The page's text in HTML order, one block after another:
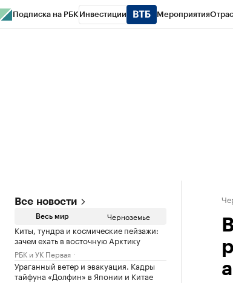
Подписка на РБК Инвестиции Мероприятия
Все новости
Весь мир Черноземье
Киты, тундра и космические пейзажи:
зачем ехать в восточную Арктику
РБК и УК Первая
Ураганный ветер и эвакуация. Кадры
тайфуна «Долфин» в Японии и Китае